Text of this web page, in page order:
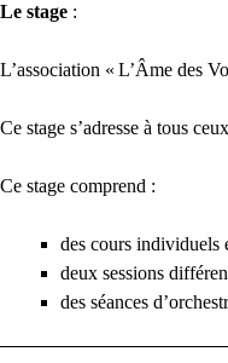
Le stage :
L’association « L’Âme des
Ce stage s’adresse à tous
Ce stage comprend :
des cours individuels
deux sessions
des séances